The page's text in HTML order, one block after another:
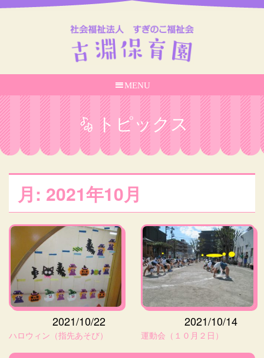
MENU
トピックス
月: 2021年10月
2021/10/22
ハロウィン（指先あそび）
2021/10/14
運動会（１０月２日）